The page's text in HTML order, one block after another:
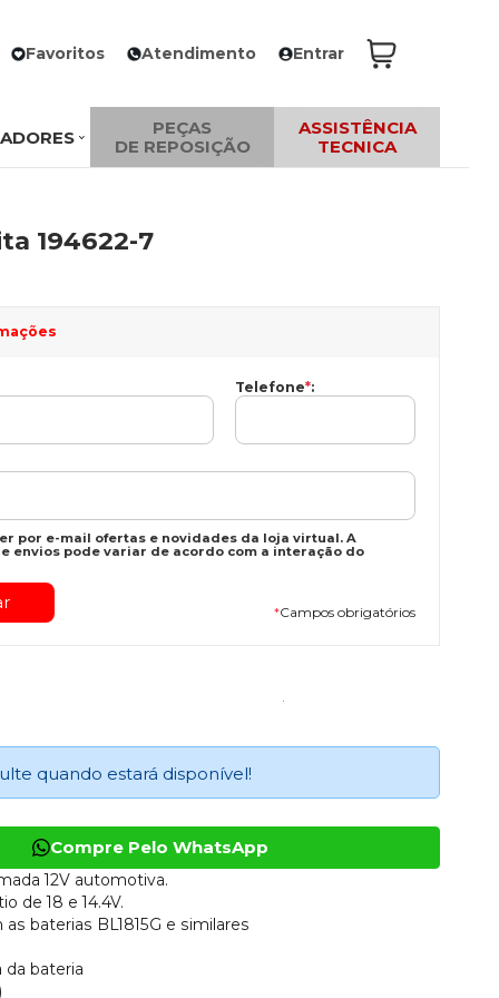
Favoritos Atendimento Entrar
PEÇAS
DE REPOSIÇÃO
ASSISTÊNCIA
TECNICA
194622-7
Telefone*:
por e-mail ofertas e novidades da loja virtual. A
envios pode variar de acordo com a interação do
*Campos obrigatórios
quando estará disponível!
Compre Pelo WhatsApp
12V automotiva.
de 18 e 14.4V.
baterias BL1815G e similares
da bateria